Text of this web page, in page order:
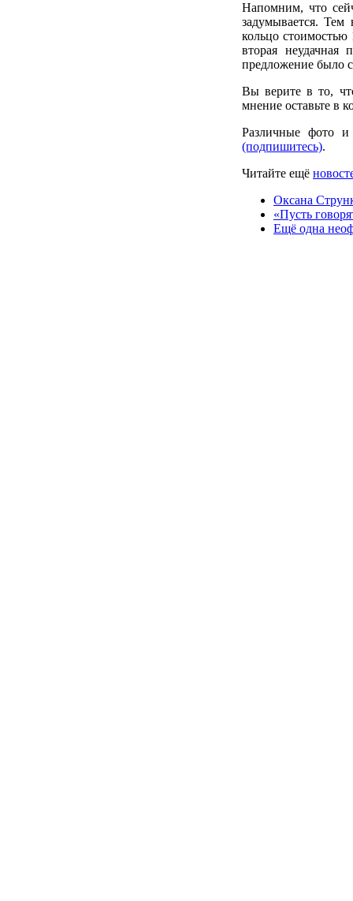
Напомним, что
задумывается.
кольцо
вторая
предложение было
Вы верите в то,
мнение оставьте в
Различные фото
(подпишитесь).
Читайте ещё
Оксана
«Пусть
Ещё одна